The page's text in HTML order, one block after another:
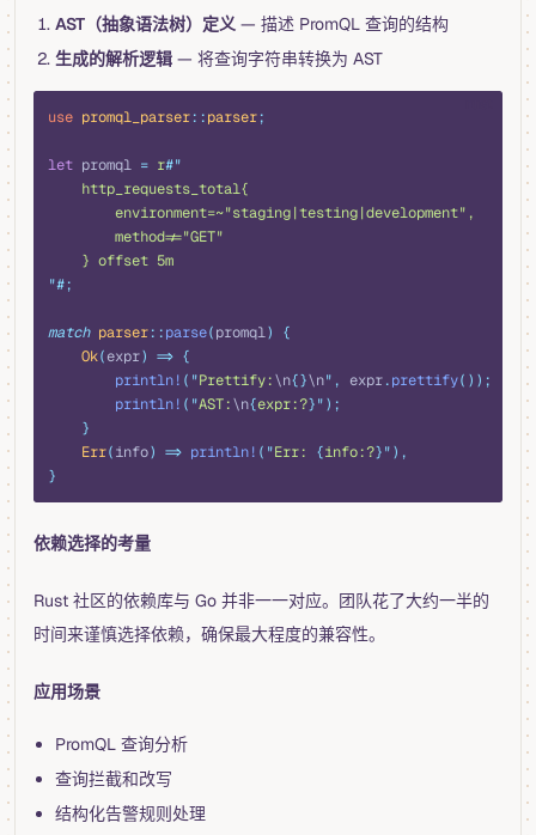
AST（抽象语法树）定义— 描述 PromQL 查询的结构
生成的解析逻辑— 将查询字符串转换为 AST
use promql_parser::parser;
let promql = r#"
    http_requests_total{
        environment=~"staging|testing|development",
        method!="GET"
    } offset 5m
"#;
match parser::parse(promql)
{
    Ok
(expr) => {
        println!
( "Prettify:\n{}\n" , expr.prettify());
        println!
( "AST:\n{expr:?}");
    }
    Err
(info) => println! ( "Err: {info:?}"),
}
依赖选择的考量
Rust 社区的依赖库与 Go 并非一一对应。团队花了大约一半的
时间来谨慎选择依赖，确保最大程度的兼容性。
应用场景
PromQL 查询分析
查询拦截和改写
结构化告警规则处理